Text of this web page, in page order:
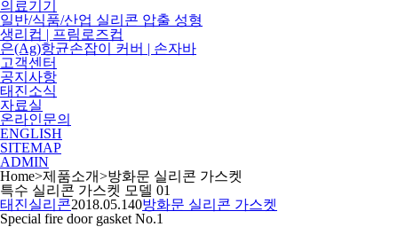
의료기기
일반/식품/산업 실리콘 압출 성형
생리컵 | 프림로즈컵
은(Ag)항균손잡이 커버 | 손자바
고객센터
공지사항
태진소식
자료실
온라인문의
ENGLISH
SITEMAP
ADMIN
Home>제품소개>방화문 실리콘 가스켓
특수 실리콘 가스켓 모델 01
태진실리콘2018.05.140방화문 실리콘 가스켓
Special fire door gasket No.1